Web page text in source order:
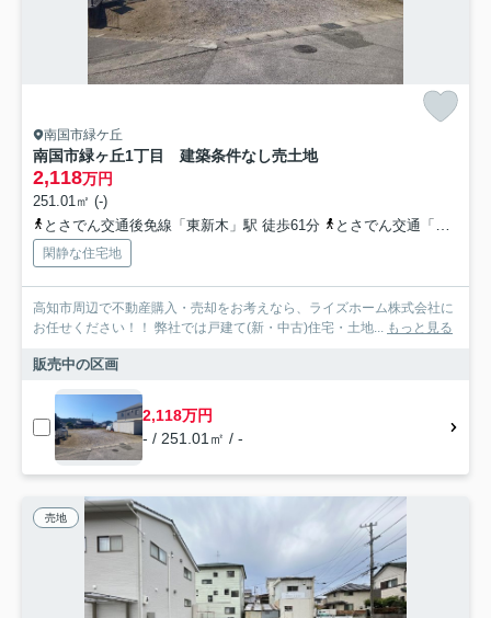
南国市緑ケ丘
南国市緑ヶ丘1丁目 建築条件なし売土地
2,118万円
251.01㎡ (-)
とさでん交通後免線「東新木」駅 徒歩61分
とさでん交通「県住前（高知県）」バス停下車 徒歩3分
閑静な住宅地
高知市周辺で不動産購入・売却をお考えなら、ライズホーム株式会社に
お任せください！！ 弊社では戸建て(新・中古)住宅・土地... もっと見る
販売中の区画
2,118万円
- / 251.01㎡ / -
売地